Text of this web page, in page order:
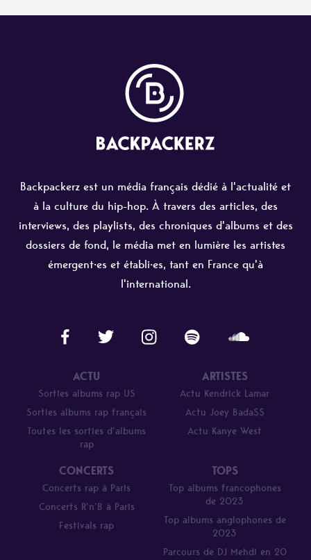
Backpackerz est un média français dédié à l'actualité et
à la culture du hip-hop. À travers des articles, des
interviews, des playlists, des chroniques d'albums et des
dossiers de fond, le média met en lumière les artistes
émergent·es et établi·es, tant en France qu'à
l'international.
ACTU
Sorties albums rap US
Sorties albums rap français
Toutes les sorties d’albums
rap
ARTISTES
Actu Kendrick Lamar
Actu Joey Bada$$
Actu Kanye West
CONCERTS
Concerts rap à Paris
Concerts R’n’B à Paris
Festivals rap
TOPS
Top albums francophones
de 2023
Top albums anglophones de
2023
Parcours de DJ Mehdi en 20